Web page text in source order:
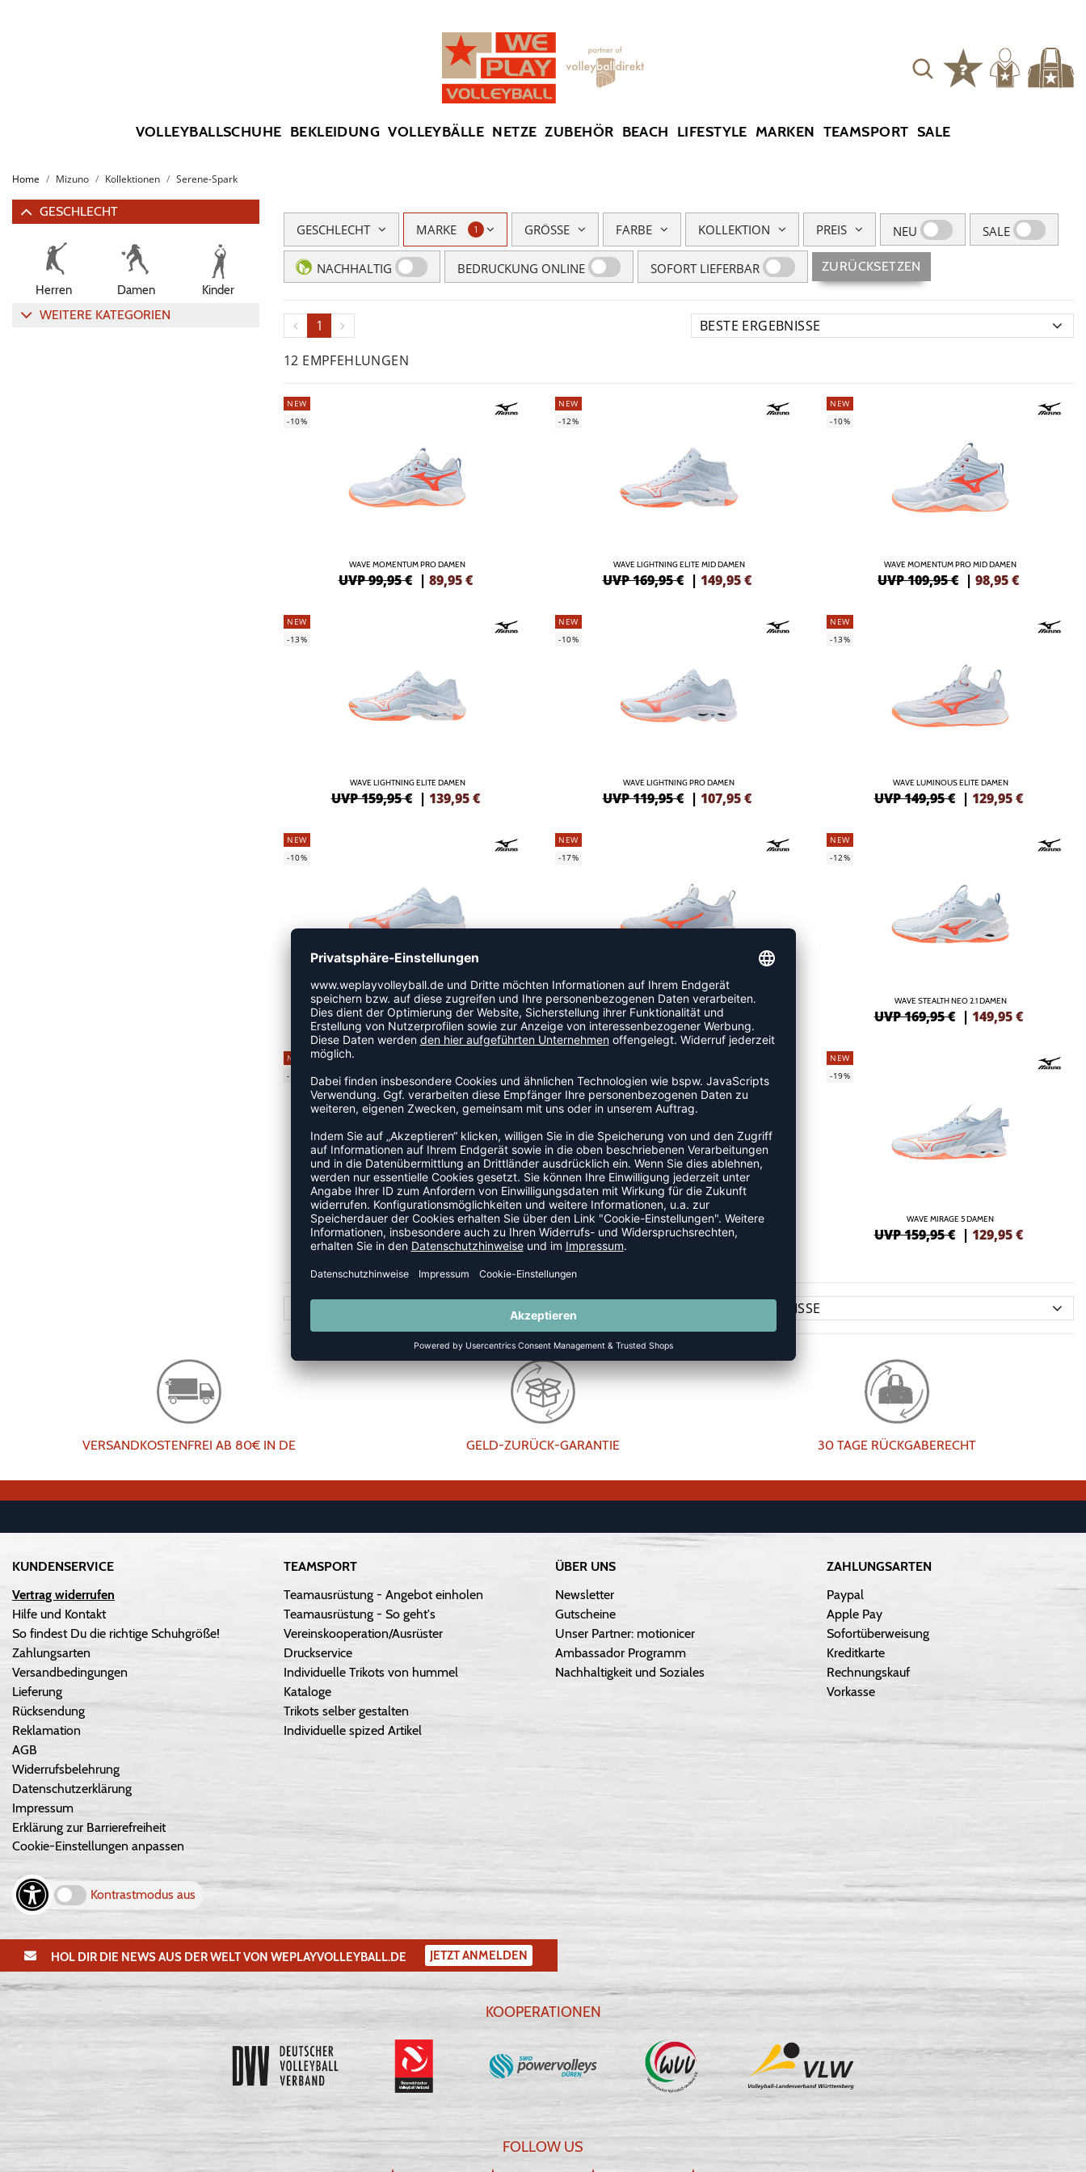
VOLLEYBALLSCHUHE BEKLEIDUNG VOLLEYBÄLLE NETZE ZUBEHÖR BEACH LIFESTYLE MARKEN TEAMSPORT SALE
Home Mizuno Kollektionen Serene-Spark
GESCHLECHT
Herren Damen Kinder
WEITERE KATEGORIEN
GESCHLECHT MARKE 1 GRÖSSE FARBE KOLLEKTION PREIS NEU SALE
NACHHALTIG BEDRUCKUNG ONLINE SOFORT LIEFERBAR ZURÜCKSETZEN
1
12 EMPFEHLUNGEN
NEW
-10%
WAVE MOMENTUM PRO DAMEN
UVP 99,95 € | 89,95 €
NEW
-12%
WAVE LIGHTNING ELITE MID DAMEN
UVP 169,95 € | 149,95 €
NEW
-10%
WAVE MOMENTUM PRO MID DAMEN
UVP 109,95 € | 98,95€
NEW
-13%
WAVE LIGHTNING ELITE DAMEN
UVP 159,95 € | 139,95 €
NEW
-10%
WAVE LIGHTNING PRO DAMEN
UVP 119,95 € | 107,95 €
NEW
-13%
WAVE LUMINOUS ELITE DAMEN
UVP 149,95 € | 129,95 €
NEW
-10%
LIGHTNING SELECT DAMEN
UVP 79,95 € |71,96€
NEW
-17%
WAVE LUMINOUS PRO DAMEN
UVP 119,95 € | 99,95
NEW
-12%
WAVE STEALTH NEO 2.1 DAMEN
UVP 169,95 € | 149,95 €
NEW
-14%
WAVE STEALTH ELITE DAMEN
UVP 139,95 € |119,95€
-18%
WAVE MOMENTUM ELITE DAMEN
UVP 169,95 € |139,95
NEW
-19%
WAVE MIRAGE 5 DAMEN
UVP 159,95 € | 129,95 €
VERSANDKOSTENFREI AB 80€ IN DE GELD-ZURÜCK-GARANTIE 30 TAGE RÜCKGABERECHT
KUNDENSERVICE
Vertrag widerrufen
Hilfe und Kontakt
So findest Du die richtige Schuhgröße!
Zahlungsarten
Versandbedingungen
Lieferung
Rücksendung
Reklamation
AGB
Widerrufsbelehrung
Datenschutzerklärung
Impressum
Erklärung zur Barrierefreiheit
Cookie-Einstellungen anpassen
Kontrastmodus aus
TEAMSPORT
Teamausrüstung - Angebot einholen
Teamausrüstung - So geht's
Vereinskooperation/Ausrüster
Druckservice
Individuelle Trikots von hummel
Kataloge
Trikots selber gestalten
Individuelle spized Artikel
ÜBER UNS
Newsletter
Gutscheine
Unser Partner: motionicer
Ambassador Programm
Nachhaltigkeit und Soziales
ZAHLUNGSARTEN
Paypal
Apple Pay
Sofortüberweisung
Kreditkarte
Rechnungskauf
Vorkasse
HOL DIR DIE NEWS AUS DER WELT VON WEPLAYVOLLEYBALL.DE JETZT ANMELDEN
KOOPERATIONEN
FOLLOW US